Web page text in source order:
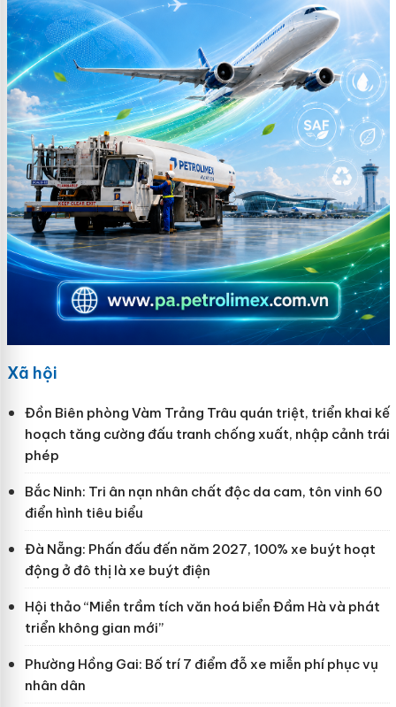
Xã hội
Đồn Biên phòng Vàm Trảng Trâu quán triệt, triển khai kế
hoạch tăng cường đấu tranh chống xuất, nhập cảnh trái
phép
Bắc Ninh: Tri ân nạn nhân chất độc da cam, tôn vinh 60
điển hình tiêu biểu
Đà Nẵng: Phấn đấu đến năm 2027, 100% xe buýt hoạt
động ở đô thị là xe buýt điện
Hội thảo “Miền trầm tích văn hoá biển Đầm Hà và phát
triển không gian mới”
Phường Hồng Gai: Bố trí 7 điểm đỗ xe miễn phí phục vụ
nhân dân